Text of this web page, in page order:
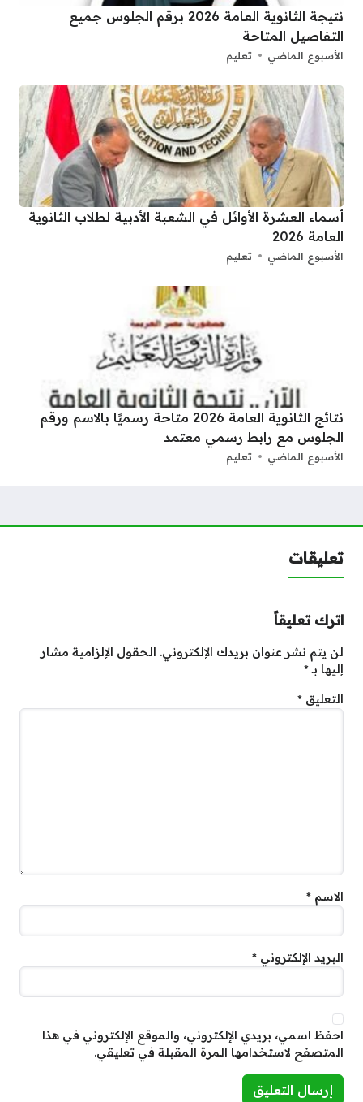
نتيجة الثانوية العامة 2026 برقم الجلوس جميع
التفاصيل المتاحة
الأسبوع الماضي تعليم
أسماء العشرة الأوائل في الشعبة الأدبية لطلاب الثانوية
العامة 2026
الأسبوع الماضي تعليم
نتائج الثانوية العامة 2026 متاحة رسميًا بالاسم ورقم
الجلوس مع رابط رسمي معتمد
الأسبوع الماضي تعليم
تعليقات
اترك تعليقاً
لن يتم نشر عنوان بريدك الإلكتروني. الحقول الإلزامية مشار
إليها بـ*
التعليق *
الاسم *
البريد الإلكتروني *
احفظ اسمي، بريدي الإلكتروني، والموقع الإلكتروني في هذا
المتصفح لاستخدامها المرة المقبلة في تعليقي.